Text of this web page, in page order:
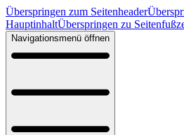
Überspringen zum Seitenheader
HauptinhaltÜberspringen zu
Navigationsmenü öffnen